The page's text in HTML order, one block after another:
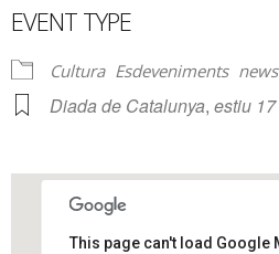
EVENT TYPE
Cultura Esdeveniments
Diada de Catalunya, estiu 17
This page can't load Google